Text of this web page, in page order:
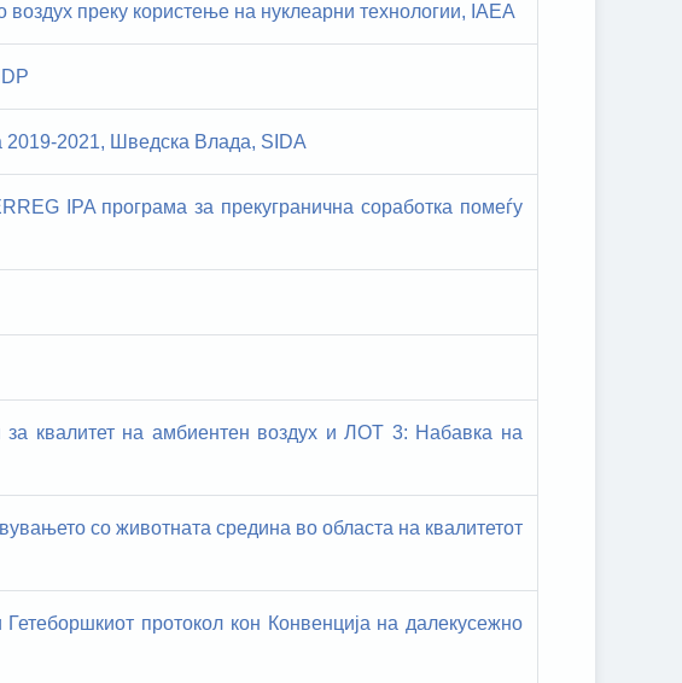
преку користење на нуклеарни технологии, IAEA
2019-2021, Шведска Влада, SIDA
IPA програма за прекугранична соработка помеѓу
квалитет на амбиентен воздух и ЛОТ 3: Набавка на
со животната средина во областа на квалитетот
протокол кон Конвенција на далекусежно